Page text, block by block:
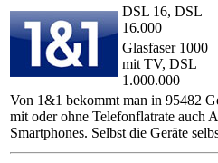
DSL 16, DSL
16.000
Glasfaser 1000
mit TV, DSL
1.000.000
Von 1&1 bekommt man in 95482
mit oder ohne Telefonflatrate auch
Smartphones. Selbst die Geräte